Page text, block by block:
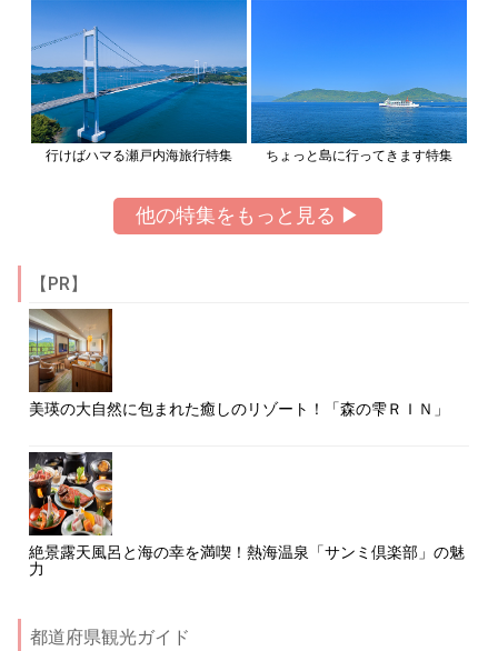
行けばハマる瀬戸内海旅行特集 ちょっと島に行ってきます特集
他の特集をもっと見る ▶
【PR】
美瑛の大自然に包まれた癒しのリゾート！「森の雫ＲＩＮ」
絶景露天風呂と海の幸を満喫！熱海温泉「サンミ倶楽部」の魅
力
都道府県観光ガイド